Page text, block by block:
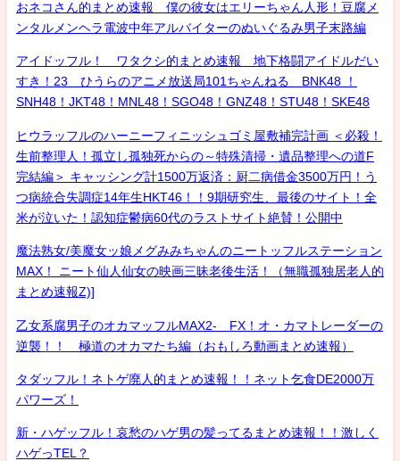
おネコさん的まとめ速報 僕の彼女はエリーちゃん人形！豆腐メ
ンタルメンヘラ電波中年アルバイターのぬいぐるみ男子末路編
アイドッフル！ ワタクシ的まとめ速報 地下格闘アイドルだい
すき！23 ひうらのアニメ放送局101ちゃんねる BNK48 ！
SNH48！JKT48！MNL48！SGO48！GNZ48！STU48！SKE48
ヒウラッフルのハーニーフィニッシュゴミ屋敷補完計画 ＜必殺！
生前整理人！孤立し孤独死からの～特殊清掃・遺品整理への道F
完結編＞ キャッシング計1500万返済：厨二病借金3500万円！う
つ病統合失調症14年生HKT46！！9期研究生、最後のサイト！全
米が泣いた！認知症鬱病60代のラストサイト絶賛！公開中
魔法熟女/美魔女ッ娘メグみみちゃんのニートッフルステーション
MAX！ ニート仙人仙女の映画三昧老後生活！（無職孤独居老人的
まとめ速報Z)]
乙女系腐男子のオカマッフルMAX2- FX！オ・カマトレーダーの
逆襲！！ 極道のオカマたち編（おもしろ動画まとめ速報）
タダッフル！ネトゲ廃人的まとめ速報！！ネット乞食DE2000万
パワーズ！
新・ハゲッフル！哀愁のハゲ男の髪ってるまとめ速報！！激しく
ハゲっTEL？